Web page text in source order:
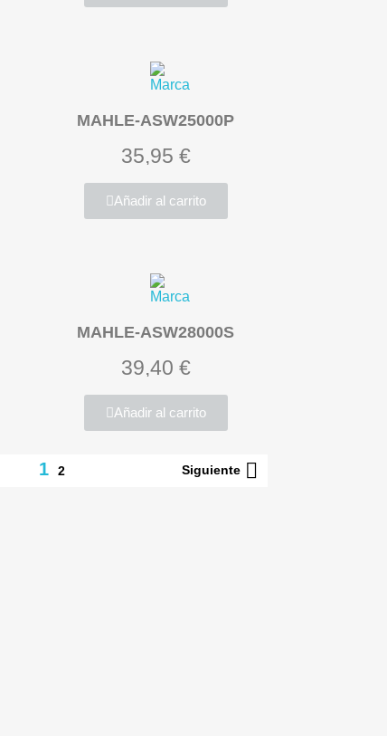
MAHLE-ASW25000P
35,95 €
Añadir al carrito
MAHLE-ASW28000S
39,40 €
Añadir al carrito
1 2 Siguiente 